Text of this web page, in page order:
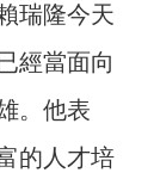
瑞隆今天
經當面向
。他表
的人才培